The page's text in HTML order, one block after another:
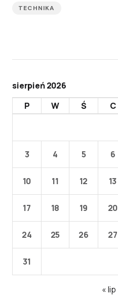
TECHNIKA
sierpień 2026
P
W Ś C
3 4 5 6
10 11 12 13
17 18 19 20
24 25 26 27
31
« lip